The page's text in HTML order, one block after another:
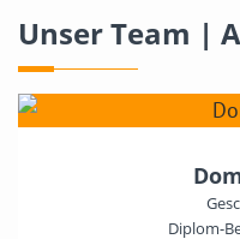
Unser Team |
Diplom-